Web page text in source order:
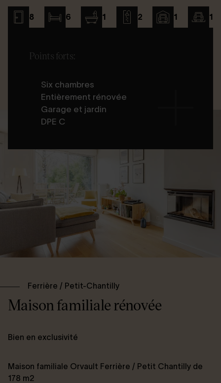
8 6 1 2 1 1
Points forts:
Six chambres
Entièrement rénovée
Garage et jardin
DPE C
Ferrière / Petit-Chantilly
Maison familiale rénovée
Bien en exclusivité
Maison familiale Orvault Ferrière / Petit Chantilly de
178 m2